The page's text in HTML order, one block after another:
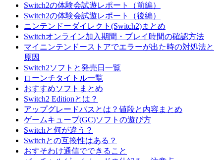
Switch2の体験会試遊レポート（前編）
Switch2の体験会試遊レポート（後編）
ニンテンドーダイレクト(Switch2)まとめ
Switchオンライン加入期間・プレイ時間の確認方法
マイニンテンドーストアでエラーが出た時の対処法と
原因
Switch2ソフトと発売日一覧
ローンチタイトル一覧
おすすめソフトまとめ
Switch2 Editionとは？
アップグレードパスとは？値段と内容まとめ
ゲームキューブ(GC)ソフトの遊び方
Switchと何が違う？
Switchとの互換性はある？
おすそわけ通信でできること